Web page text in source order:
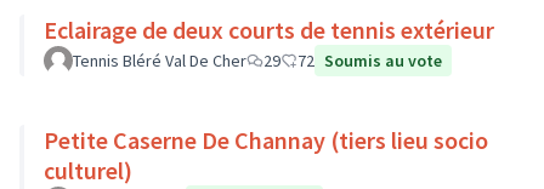
Eclairage de deux courts de tennis extérieur
Tennis Bléré Val De Cher 29 72 Soumis au vote
Petite Caserne De Channay (tiers lieu socio
culturel)